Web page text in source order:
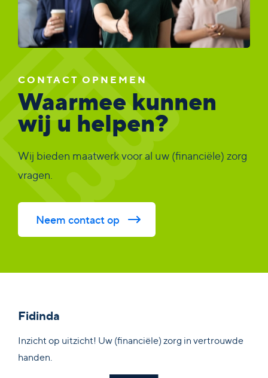
CONTACT OPNEMEN
Waarmee kunnen
wij u helpen?
Wij bieden maatwerk voor al uw (financiële) zorg
vragen.
Neem contact op
Fidinda
Inzicht op uitzicht! Uw (financiële) zorg in vertrouwde
handen.